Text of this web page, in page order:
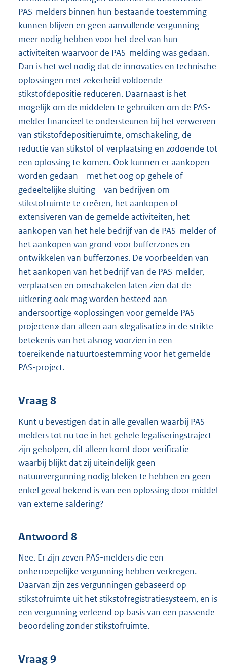
PAS-melders binnen hun bestaande toestemming
kunnen blijven en geen aanvullende vergunning
meer nodig hebben voor het deel van hun
activiteiten waarvoor de PAS-melding was gedaan.
Dan is het wel nodig dat de innovaties en technische
oplossingen met zekerheid voldoende
stikstofdepositie reduceren. Daarnaast is het
mogelijk om de middelen te gebruiken om de PAS-
melder financieel te ondersteunen bij het verwerven
van stikstofdepositieruimte, omschakeling, de
reductie van stikstof of verplaatsing en zodoende tot
een oplossing te komen. Ook kunnen er aankopen
worden gedaan – met het oog op gehele of
gedeeltelijke sluiting – van bedrijven om
stikstofruimte te creëren, het aankopen of
extensiveren van de gemelde activiteiten, het
aankopen van het hele bedrijf van de PAS-melder of
het aankopen van grond voor bufferzones en
ontwikkelen van bufferzones. De voorbeelden van
het aankopen van het bedrijf van de PAS-melder,
verplaatsen en omschakelen laten zien dat de
uitkering ook mag worden besteed aan
andersoortige «oplossingen voor gemelde PAS-
projecten» dan alleen aan «legalisatie» in de strikte
betekenis van het alsnog voorzien in een
toereikende natuurtoestemming voor het gemelde
PAS-project.
Vraag 8
Kunt u bevestigen dat in alle gevallen waarbij PAS-
melders tot nu toe in het gehele legaliseringstraject
zijn geholpen, dit alleen komt door verificatie
waarbij blijkt dat zij uiteindelijk geen
natuurvergunning nodig bleken te hebben en geen
enkel geval bekend is van een oplossing door middel
van externe saldering?
Antwoord 8
Nee. Er zijn zeven PAS-melders die een
onherroepelijke vergunning hebben verkregen.
Daarvan zijn zes vergunningen gebaseerd op
stikstofruimte uit het stikstofregistratiesysteem, en is
een vergunning verleend op basis van een passende
beoordeling zonder stikstofruimte.
Vraag 9